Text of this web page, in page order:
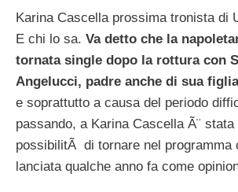
Karina Cascella prossima tronista di
E chi lo sa. Va detto che la
tornata single dopo la rottura con
Angelucci, padre anche di sua
e soprattutto a causa del periodo
passando, a Karina Cascella Ã¨ stata
possibilitÃ di tornare nel programma
lanciata qualche anno fa come